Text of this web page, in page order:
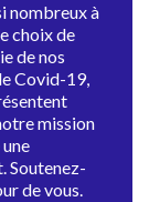
nombreux à
choix de
de nos
Covid-19,
mission
Soutenez-
de vous.